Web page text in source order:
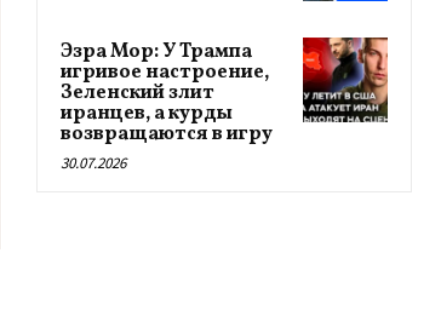
Эзра Мор: У Трампа
игривое настроение,
Зеленский злит
иранцев, а курды
возвращаются в игру
30.07.2026